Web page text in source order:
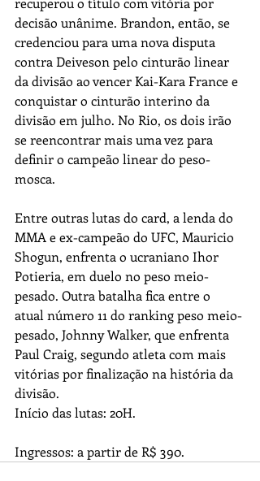
decisão unânime. Brandon, então, se
credenciou para uma nova disputa
contra Deiveson pelo cinturão linear
da divisão ao vencer Kai-Kara France e
conquistar o cinturão interino da
divisão em julho. No Rio, os dois irão
se reencontrar mais uma vez para
definir o campeão linear do peso-
mosca.
Entre outras lutas do card, a lenda do
MMA e ex-campeão do UFC, Mauricio
Shogun, enfrenta o ucraniano Ihor
Potieria, em duelo no peso meio-
pesado. Outra batalha fica entre o
atual número 11 do ranking peso meio-
pesado, Johnny Walker, que enfrenta
Paul Craig, segundo atleta com mais
vitórias por finalização na história da
divisão.
Início das lutas: 20H.
Ingressos: a partir de R$ 390.